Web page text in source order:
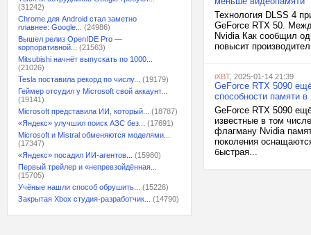
(31242)
Chrome для Android стал заметно
плавнее: Google...
(24986)
Вышел релиз OpenIDE Pro —
корпоративной...
(21563)
Mitsubishi начнёт выпускать по 1000...
(21026)
Tesla поставила рекорд по числу...
(19179)
Геймер отсудил у Microsoft свой аккаунт...
(19141)
Microsoft представила ИИ, который...
(18787)
«Яндекс» улучшил поиск АЗС без...
(17691)
Microsoft и Mistral обменяются моделями...
(17347)
«Яндекс» посадил ИИ-агентов...
(15980)
Первый трейлер и «непревзойдённая...
(15705)
Учёные нашли способ обрушить...
(15226)
Закрытая Xbox студия-разработчик...
(14790)
Технология DLSS 4
GeForce RTX 50.
Nvidia Как сообщил
повысит
iXBT, 2025-01-14 21:39
GeForce RTX 5090
способности памяти
GeForce RTX 5090
известные в том
флагману Nvidia
поколения
быстрая...